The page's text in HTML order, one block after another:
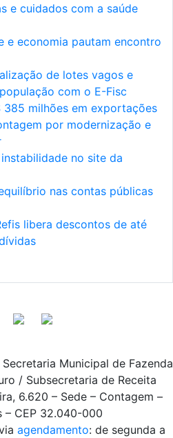
e cuidados com a saúde
e economia pautam encontro
de lotes vagos e
com o E-Fisc
milhões em exportações
por modernização e
no site da
nas contas públicas
libera descontos de até
Municipal de Fazenda
/ Subsecretaria de Receita
6.620 – Sede – Contagem –
– CEP 32.040-000
agendamento: de segunda a